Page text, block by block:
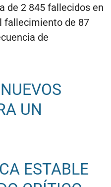
de 2 845 fallecidos en
fallecimiento de 87
de
UN
ESTABLE